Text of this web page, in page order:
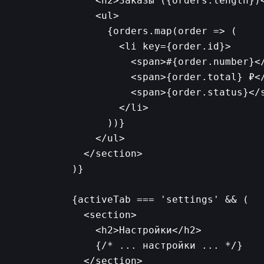
          <ul>
            {orders.map(order => (
              <li key={order.id}>
<span>{order.total}
<span>{order.status}</
              </li>
            ))}
          </ul>
        </section>
      )}
      {activeTab === 'settings' && (
        <section>
          <h2>Настройки</h2>
          {/* ... настройки ... */}
        </section>